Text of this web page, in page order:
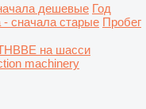
дешевые Год
- сначала старые Пробег